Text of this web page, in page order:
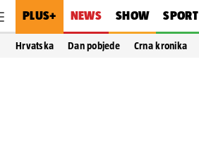
PLUS+ NEWS SHOW SPORT
Hrvatska Dan pobjede Crna kronika